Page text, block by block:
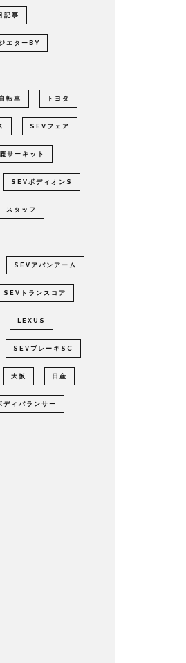
記事
エターBY
自転車 トヨタ
SEVフェア
サーキット
SEVボディオンS
スタッフ
SEVアバンアーム
SEVトランスコア
LEXUS
SEVブレーキSC
大阪 日産
ディバランサー